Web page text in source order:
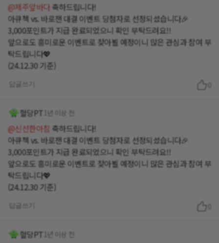
@제주앞바다 축하드립니다!
아큐첵 vs. 바로잰 대결 이벤트 당첨자로 선정되셨습니다🎉
3,000포인트가 지급 완료되었으니 확인 부탁드려요!!
앞으로도 흥미로운 이벤트로 찾아뵐 예정이니 많은 관심과 참여 부
탁드립니다💖
(24.12.30 기준)
답글쓰기
혈당PT 1년 이상 전
@신선한아침 축하드립니다!
아큐첵 vs. 바로잰 대결 이벤트 당첨자로 선정되셨습니다🎉
3,000포인트가 지급 완료되었으니 확인 부탁드려요!!
앞으로도 흥미로운 이벤트로 찾아뵐 예정이니 많은 관심과 참여 부
탁드립니다💖
(24.12.30 기준)
답글쓰기
혈당PT 1년 이상 전